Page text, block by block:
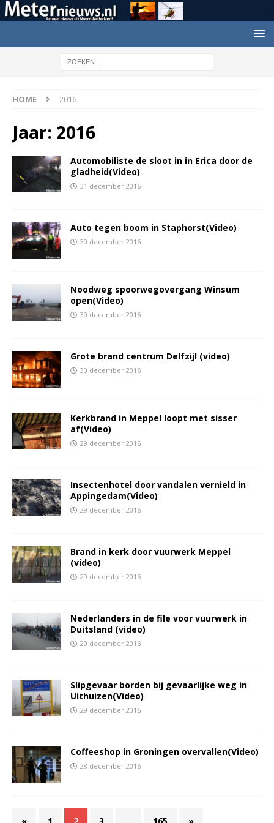
HOME 2016
Jaar: 2016
Automobiliste de sloot in in Erica door de
gladheid(Video)
31 december 2016
Auto tegen boom in Staphorst(Video)
30 december 2016
Noodweg spoorwegovergang Winsum
open(Video)
30 december 2016
Grote brand centrum Delfzijl (video)
30 december 2016
Kerkbrand in Meppel loopt met sisser
af(Video)
29 december 2016
Insectenhotel door vandalen vernield in
Appingedam(Video)
29 december 2016
Brand in kerk door vuurwerk Meppel
(video)
29 december 2016
Nederlanders in de file voor vuurwerk in
Duitsland (video)
29 december 2016
Slipgevaar borden bij gevaarlijke weg in
Uithuizen(Video)
29 december 2016
Coffeeshop in Groningen overvallen(Video)
28 december 2016